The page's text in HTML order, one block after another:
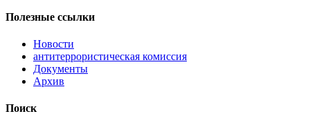
Полезные ссылки
Новости
антитеррористическая комиссия
Документы
Архив
Поиск